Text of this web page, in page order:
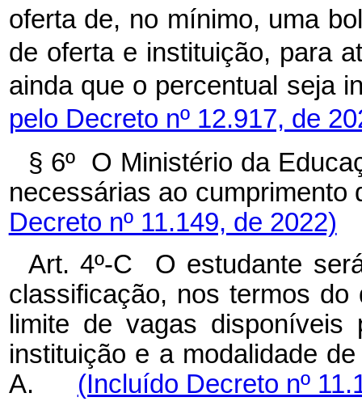
oferta de, no mínimo, uma
de oferta e instituição, para
ainda que o percentual seja
pelo Decreto nº 12.917, de
§ 6º O Ministério da
necessárias ao
Decreto nº 11.149, de 2022)
Art. 4º-C O estudante
classificação, nos termos
limite de vagas
instituição e a modalidade
A. (Incluído Decreto nº